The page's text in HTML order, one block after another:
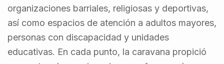
organizaciones barriales, religiosas y deportivas,
así como espacios de atención a adultos mayores,
personas con discapacidad y unidades
educativas. En cada punto, la caravana propició